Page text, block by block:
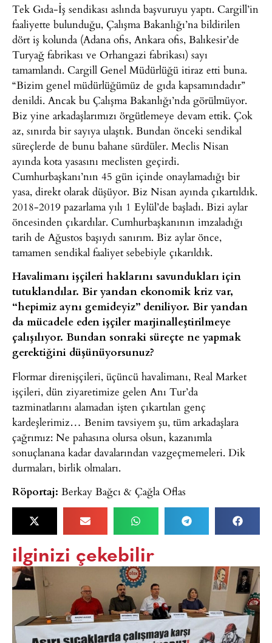
Tek Gıda-İş sendikası aslında başvuruyu yaptı. Cargill’in
faaliyette bulunduğu, Çalışma Bakanlığı’na bildirilen
dört iş kolunda (Adana ofis, Ankara ofis, Balıkesir’de
Turyağ fabrikası ve Orhangazi fabrikası) sayı
tamamlandı. Cargill Genel Müdürlüğü itiraz etti buna.
“Bizim genel müdürlüğümüz de gıda kapsamındadır”
denildi. Ancak bu Çalışma Bakanlığı’nda görülmüyor.
Biz yine arkadaşlarımızı örgütlemeye devam ettik. Çok
az, sınırda bir sayıya ulaştık. Bundan önceki sendikal
süreçlerde de bunu bahane sürdüler. Meclis Nisan
ayında kota yasasını meclisten geçirdi.
Cumhurbaşkanı’nın 45 gün içinde onaylamadığı bir
yasa, direkt olarak düşüyor. Biz Nisan ayında çıkartıldık.
2018-2019 pazarlama yılı 1 Eylül’de başladı. Bizi aylar
öncesinden çıkardılar. Cumhurbaşkanının imzaladığı
tarih de Ağustos başıydı sanırım. Biz aylar önce,
tamamen sendikal faaliyet sebebiyle çıkarıldık.
Havalimanı işçileri haklarını savundukları için
tutuklandılar. Bir yandan ekonomik kriz var,
“hepimiz aynı gemideyiz” deniliyor. Bir yandan
da mücadele eden işçiler marjinalleştirilmeye
çalışılıyor. Bundan sonraki süreçte ne yapmak
gerektiğini düşünüyorsunuz?
Flormar direnişçileri, üçüncü havalimanı, Real Market
işçileri, dün ziyaretimize gelen Anı Tur’da
tazminatlarını alamadan işten çıkartılan genç
kardeşlerimiz… Benim tavsiyem şu, tüm arkadaşlara
çağrımız: Ne pahasına olursa olsun, kazanımla
sonuçlanana kadar davalarından vazgeçmemeleri. Dik
durmaları, birlik olmaları.
Röportaj: Berkay Bağcı & Çağla Oflas
ilginizi çekebilir